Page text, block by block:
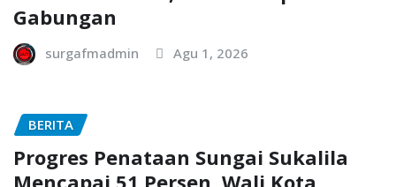
Gabungan
surgafmadmin Agu 1, 2026
BERITA
Progres Penataan Sungai Sukalila
Mencapai 51 Persen, Wali Kota